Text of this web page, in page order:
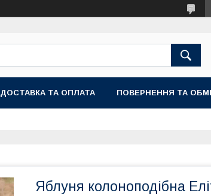
ДОСТАВКА ТА ОПЛАТА ПОВЕРНЕННЯ ТА
Яблуня колоноподібна